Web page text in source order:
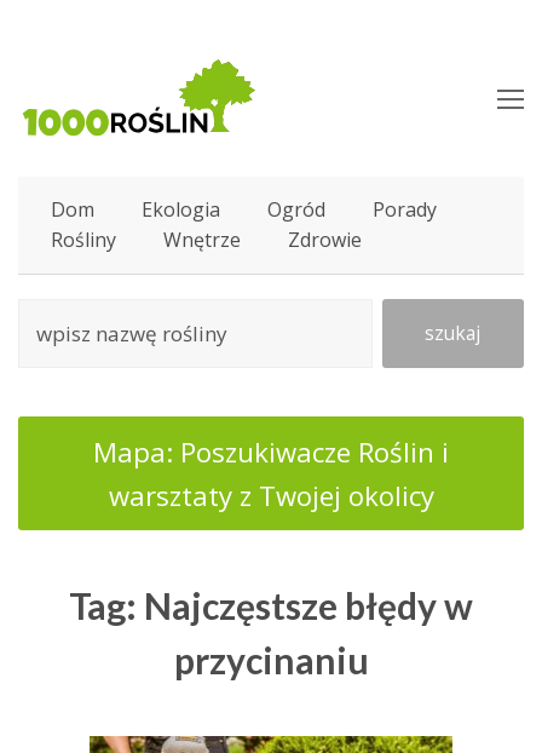
Dom Ekologia Ogród
Porady
Rośliny
Wnętrze Zdrowie
szukaj
Mapa: Poszukiwacze Roślin i
warsztaty z Twojej okolicy
Tag: Najczęstsze błędy w
przycinaniu